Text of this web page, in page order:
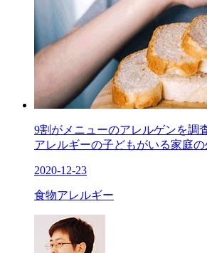
9割がメニューのアレルゲンを調
アレルギーの子どもがいる家庭
2020-12-23
食物アレルギー